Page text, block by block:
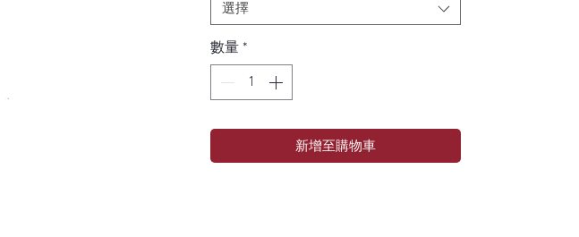
選擇
數量 *
新增至購物車